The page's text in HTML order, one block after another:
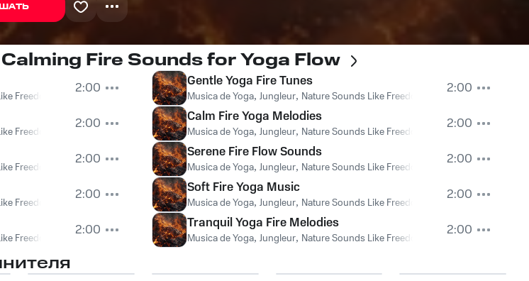
Calming Fire Sounds for Yoga Flow
Freedom
2:00
Freedom
2:00
Freedom
2:00
Freedom
2:00
Freedom 2:00
Gentle Yoga Fire Tunes
Musica de Yoga, Jungleur, Nature Sounds Like Freedom
2:00
Calm Fire Yoga Melodies
Musica de Yoga, Jungleur, Nature Sounds Like Freedom
2:00
Serene Fire Flow Sounds
Musica de Yoga, Jungleur, Nature Sounds Like Freedom
2:00
Soft Fire Yoga Music
Musica de Yoga, Jungleur, Nature Sounds Like Freedom
2:00
Tranquil Yoga Fire Melodies
Musica de Yoga, Jungleur, Nature Sounds Like Freedom 2:00